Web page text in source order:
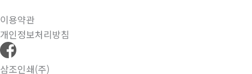
이용약관
개인정보처리방침
삼조인쇄(주)